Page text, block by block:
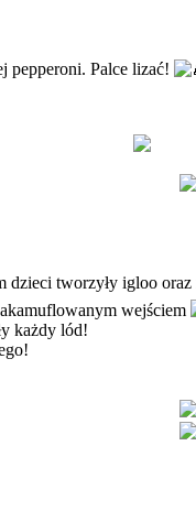
pepperoni. Palce lizać!
dzieci tworzyły igloo
wejściem
każdy lód!